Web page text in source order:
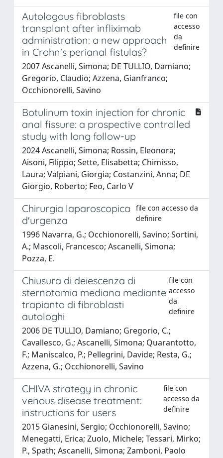
Autologous fibroblasts
transplant after infliximab
administration: a new approach
in Crohn's perianal fistulas?
file con
accesso
da
definire
2007 Ascanelli, Simona; DE TULLIO, Damiano;
Gregorio, Claudio; Azzena, Gianfranco;
Occhionorelli, Savino
Botulinum toxin injection for chronic
anal fissure: a prospective controlled
study with long follow-up
2024 Ascanelli, Simona; Rossin, Eleonora;
Aisoni, Filippo; Sette, Elisabetta; Chimisso,
Laura; Valpiani, Giorgia; Costanzini, Anna; DE
Giorgio, Roberto; Feo, Carlo V
Chirurgia laparoscopica
d'urgenza
file con accesso da
definire
1996 Navarra, G.; Occhionorelli, Savino; Sortini,
A.; Mascoli, Francesco; Ascanelli, Simona;
Pozza, E.
Chiusura di deiescenza di
sternotomia mediana mediante
trapianto di fibroblasti
autologhi
file con
accesso
da
definire
2006 DE TULLIO, Damiano; Gregorio, C.;
Cavallesco, G.; Ascanelli, Simona; Quarantotto,
F.; Maniscalco, P.; Pellegrini, Davide; Resta, G.;
Azzena, G.; Occhionorelli, Savino
CHIVA strategy in chronic
venous disease treatment:
instructions for users
file con
accesso da
definire
2015 Gianesini, Sergio; Occhionorelli, Savino;
Menegatti, Erica; Zuolo, Michele; Tessari, Mirko;
P., Spath; Ascanelli, Simona; Zamboni, Paolo